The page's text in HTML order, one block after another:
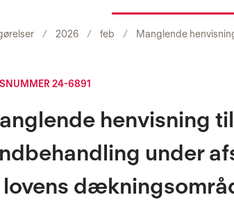
2026 feb Manglende
24-6891
henvisning til
under
lovens